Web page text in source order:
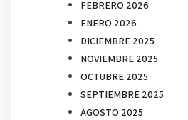
FEBRERO 2026
ENERO 2026
DICIEMBRE 2025
NOVIEMBRE 2025
OCTUBRE 2025
SEPTIEMBRE 2025
AGOSTO 2025